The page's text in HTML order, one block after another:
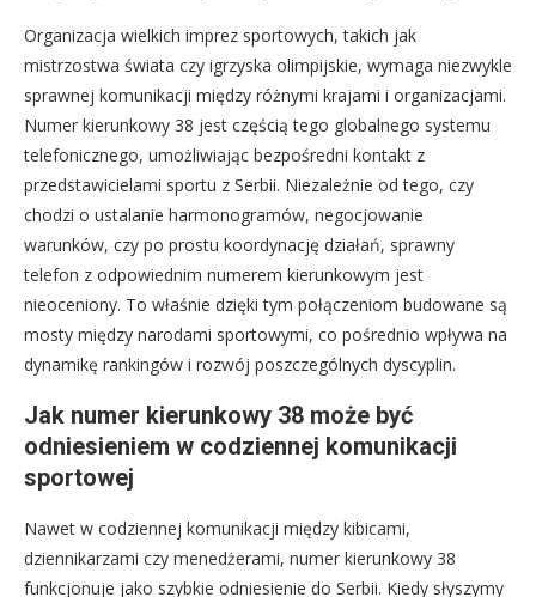
Organizacja wielkich imprez sportowych, takich jak
mistrzostwa świata czy igrzyska olimpijskie, wymaga niezwykle
sprawnej komunikacji między różnymi krajami i organizacjami.
Numer kierunkowy 38 jest częścią tego globalnego systemu
telefonicznego, umożliwiając bezpośredni kontakt z
przedstawicielami sportu z Serbii. Niezależnie od tego, czy
chodzi o ustalanie harmonogramów, negocjowanie
warunków, czy po prostu koordynację działań, sprawny
telefon z odpowiednim numerem kierunkowym jest
nieoceniony. To właśnie dzięki tym połączeniom budowane są
mosty między narodami sportowymi, co pośrednio wpływa na
dynamikę rankingów i rozwój poszczególnych dyscyplin.
Jak numer kierunkowy 38 może być
odniesieniem w codziennej komunikacji
sportowej
Nawet w codziennej komunikacji między kibicami,
dziennikarzami czy menedżerami, numer kierunkowy 38
funkcjonuje jako szybkie odniesienie do Serbii. Kiedy słyszymy